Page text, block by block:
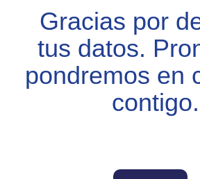
Gracias por
tus datos.
pondremos en
contigo.